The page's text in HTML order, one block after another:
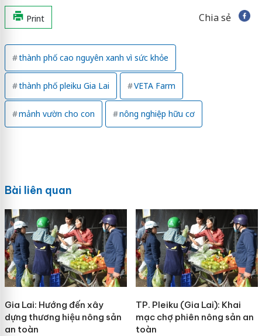
Print Chia sẻ
thành phố cao nguyên xanh vì sức khỏe
thành phố pleiku Gia Lai VETA Farm
mảnh vườn cho con nông nghiệp hữu cơ
Bài liên quan
Gia Lai: Hướng đến xây
dựng thương hiệu nông sản
an toàn
TP. Pleiku (Gia Lai): Khai
mạc chợ phiên nông sản an
toàn